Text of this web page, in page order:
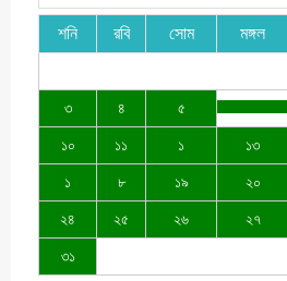
শনি রবি সোম মঙ্গল
৩ ৪ ৫
১০ ১১ ১ ১৩
১ ৮ ১৯ ২০
২৪ ২৫ ২৬ ২৭
৩১